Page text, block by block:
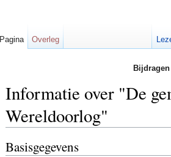
Informatie over "De
Wereldoorlog"
Basisgegevens
Pagina Overleg